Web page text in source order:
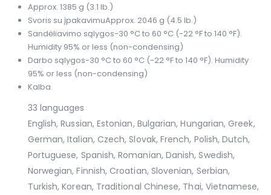
Approx. 1385 g (3.1 lb.)
Svoris su įpakavimuApprox. 2046 g (4.5 lb.)
Sandėliavimo sąlygos-30 °C to 60 °C (-22 °F to 140 °F).
Humidity 95% or less (non-condensing)
Darbo sąlygos-30 °C to 60 °C (-22 °F to 140 °F). Humidity
95% or less (non-condensing)
Kalba
33 languages
English, Russian, Estonian, Bulgarian, Hungarian, Greek,
German, Italian, Czech, Slovak, French, Polish, Dutch,
Portuguese, Spanish, Romanian, Danish, Swedish,
Norwegian, Finnish, Croatian, Slovenian, Serbian,
Turkish, Korean, Traditional Chinese, Thai, Vietnamese,